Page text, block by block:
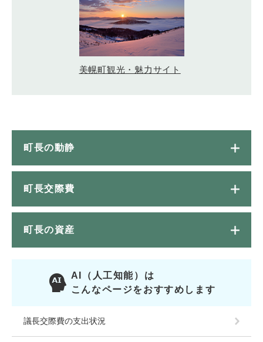
美幌町観光・魅力サイト
町長の動静
町長交際費
町長の資産
AI（人工知能）は
こんなページをおすすめします
議長交際費の支出状況